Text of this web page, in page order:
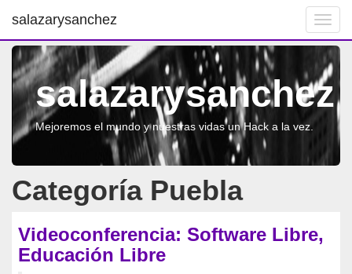
salazarysanchez
salazarysanchez
Mejoremos el mundo y nuestras vidas un Hack a la vez.
Categoría Puebla
Videoconferencia: Software Libre,
Educación Libre